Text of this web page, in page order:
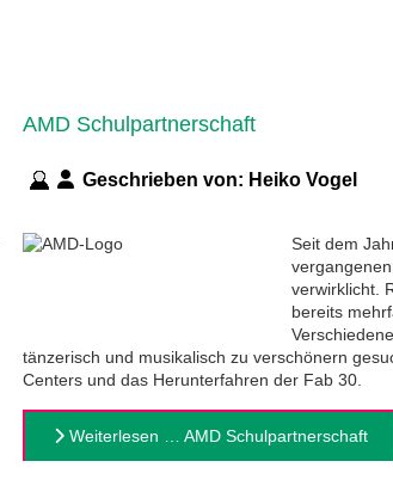
AMD Schulpartnerschaft
Geschrieben von: Heiko Vogel
Seit dem
verwirklicht.
bereits
tänzerisch und musikalisch zu verschönern
Centers und das Herunterfahren der Fab 30.
Weiterlesen … AMD Schulpartnerschaft